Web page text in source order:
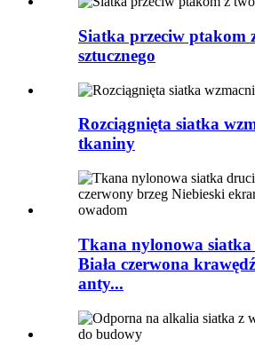
Siatka przeciw ptakom
sztucznego
Rozciągnięta siatka
tkaniny
Tkana nylonowa
Biała czerwona
anty...